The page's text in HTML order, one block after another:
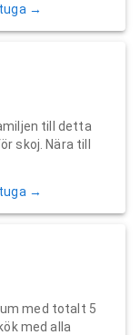
→
till detta
skoj. Nära till
→
med totalt 5
med alla